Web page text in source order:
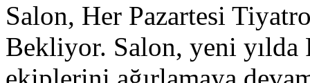
Salon, Her Pazartesi
Bekliyor. Salon, yeni yılda